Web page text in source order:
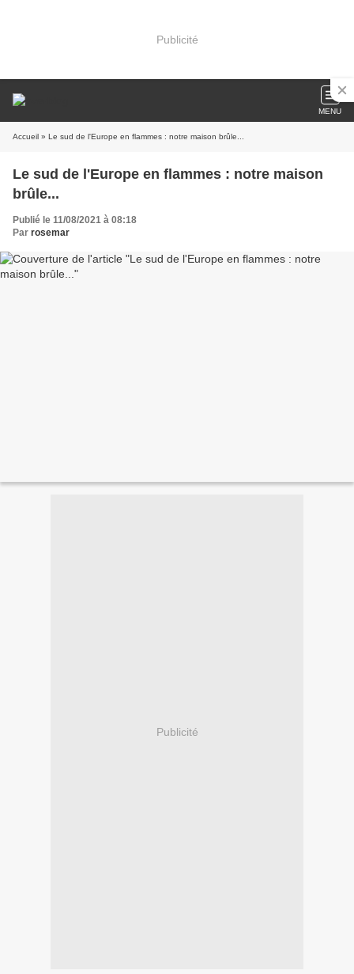
Publicité
MENU
Accueil » Le sud de l'Europe en flammes : notre maison brûle...
Le sud de l'Europe en flammes : notre maison
brûle...
Publié le 11/08/2021 à 08:18
Par rosemar
Publicité